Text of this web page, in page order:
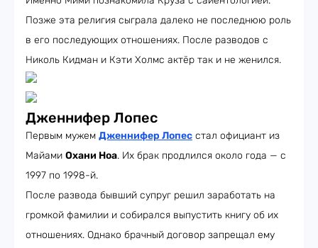
Позже эта религия сыграла далеко не последнюю роль
в его последующих отношениях. После разводов с
Николь Кидман и Кэти Холмс актёр так и не женился.
Дженнифер Лопес
Первым мужем Дженнифер Лопес стал официант из
Майами Охани Ноа. Их брак продлился около года — с
1997 по 1998-й.
После развода бывший супруг решил заработать на
громкой фамилии и собирался выпустить книгу об их
отношениях. Однако брачный договор запрещал ему